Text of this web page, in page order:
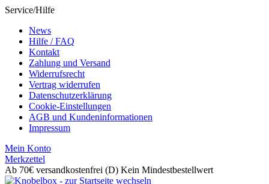
Service/Hilfe
News
Hilfe / FAQ
Kontakt
Zahlung und Versand
Widerrufsrecht
Vertrag widerrufen
Datenschutzerklärung
Cookie-Einstellungen
AGB und Kundeninformationen
Impressum
Mein Konto
Merkzettel
Ab 70€ versandkostenfrei (D) Kein Mindestbestellwert